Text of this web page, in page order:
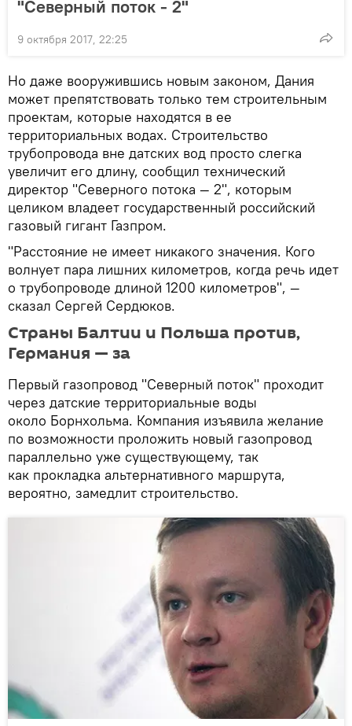
"Северный поток - 2"
9 октября 2017, 22:25
Но даже вооружившись новым законом, Дания
может препятствовать только тем строительным
проектам, которые находятся в ее
территориальных водах. Строительство
трубопровода вне датских вод просто слегка
увеличит его длину, сообщил технический
директор "Северного потока — 2", которым
целиком владеет государственный российский
газовый гигант Газпром.
"Расстояние не имеет никакого значения. Кого
волнует пара лишних километров, когда речь идет
о трубопроводе длиной 1200 километров", —
сказал Сергей Сердюков.
Страны Балтии и Польша против,
Германия — за
Первый газопровод "Северный поток" проходит
через датские территориальные воды
около Борнхольма. Компания изъявила желание
по возможности проложить новый газопровод
параллельно уже существующему, так
как прокладка альтернативного маршрута,
вероятно, замедлит строительство.